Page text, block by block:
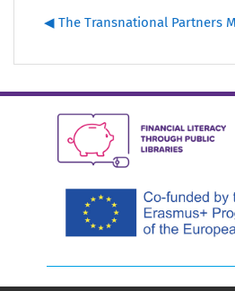
◀︎ The Transnational Partners